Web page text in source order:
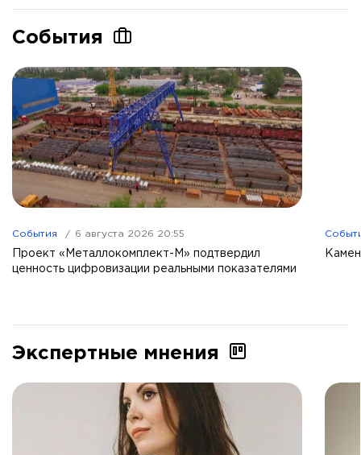
События
События 6 августа 2026 20:55
Проект «Металлокомплект-М» подтвердил
ценность цифровизации реальными показателями
Экспертные мнения